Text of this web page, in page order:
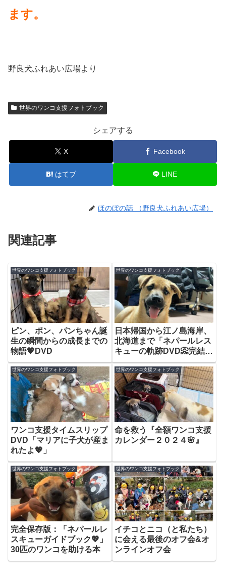
ます。
野良犬ふれあい広場より
世界のワンコ支援フォトブック
シェアする
X Facebook
はてブ LINE
ほのぼの話 （野良犬ふれあい広場）
関連記事
世界のワンコ支援フォトブック
ピン、ポン、パンちゃん誕
生の瞬間からの成長までの
物語💖DVD
世界のワンコ支援フォトブック
日本帰国から江ノ島海岸、
北海道まで「ネパールレス
キューの軌跡DVD📀完結
編」
世界のワンコ支援フォトブック
ワンコ支援タイムスリップ
DVD「マリアに子犬が産ま
れたよ💖」
世界のワンコ支援フォトブック
命を救う『全額ワンコ支援
カレンダー２０２４🌸』
世界のワンコ支援フォトブック
完全保存版：「ネパールレ
スキューガイドブック💖」
30匹のワンコを助ける本
世界のワンコ支援フォトブック
イチコとニコ（と私たち）
に会える最後のオフ会&オ
ンラインオフ会